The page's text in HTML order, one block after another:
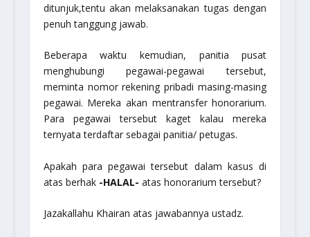
ditunjuk,tentu akan melaksanakan tugas dengan
penuh tanggung jawab.
Beberapa waktu kemudian, panitia pusat
menghubungi pegawai-pegawai tersebut,
meminta nomor rekening pribadi masing-masing
pegawai. Mereka akan mentransfer honorarium.
Para pegawai tersebut kaget kalau mereka
ternyata terdaftar sebagai panitia/ petugas.
Apakah para pegawai tersebut dalam kasus di
atas berhak -HALAL- atas honorarium tersebut?
Jazakallahu Khairan atas jawabannya ustadz.